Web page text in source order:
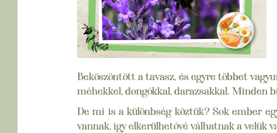
Beköszöntött a tavasz, és egyre többet
méhekkel, dongókkal, darazsakkal. Minden
De mi is a különbség köztük? Sok ember
vannak, így elkerülhetővé válhatnak a velük